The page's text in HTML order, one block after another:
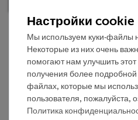
Описание
Принцип
Первые два листа молодого
Настройки cookie
Мы используем куки-файлы
Некоторые из них очень
помогают нам улучшить
получения более
файлах, которые мы
пользователя, пожалуйста,
Политика